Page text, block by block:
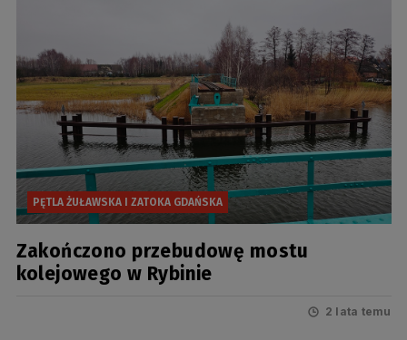
PĘTLA ŻUŁAWSKA I ZATOKA GDAŃSKA
Zakończono przebudowę mostu
kolejowego w Rybinie
2 lata temu